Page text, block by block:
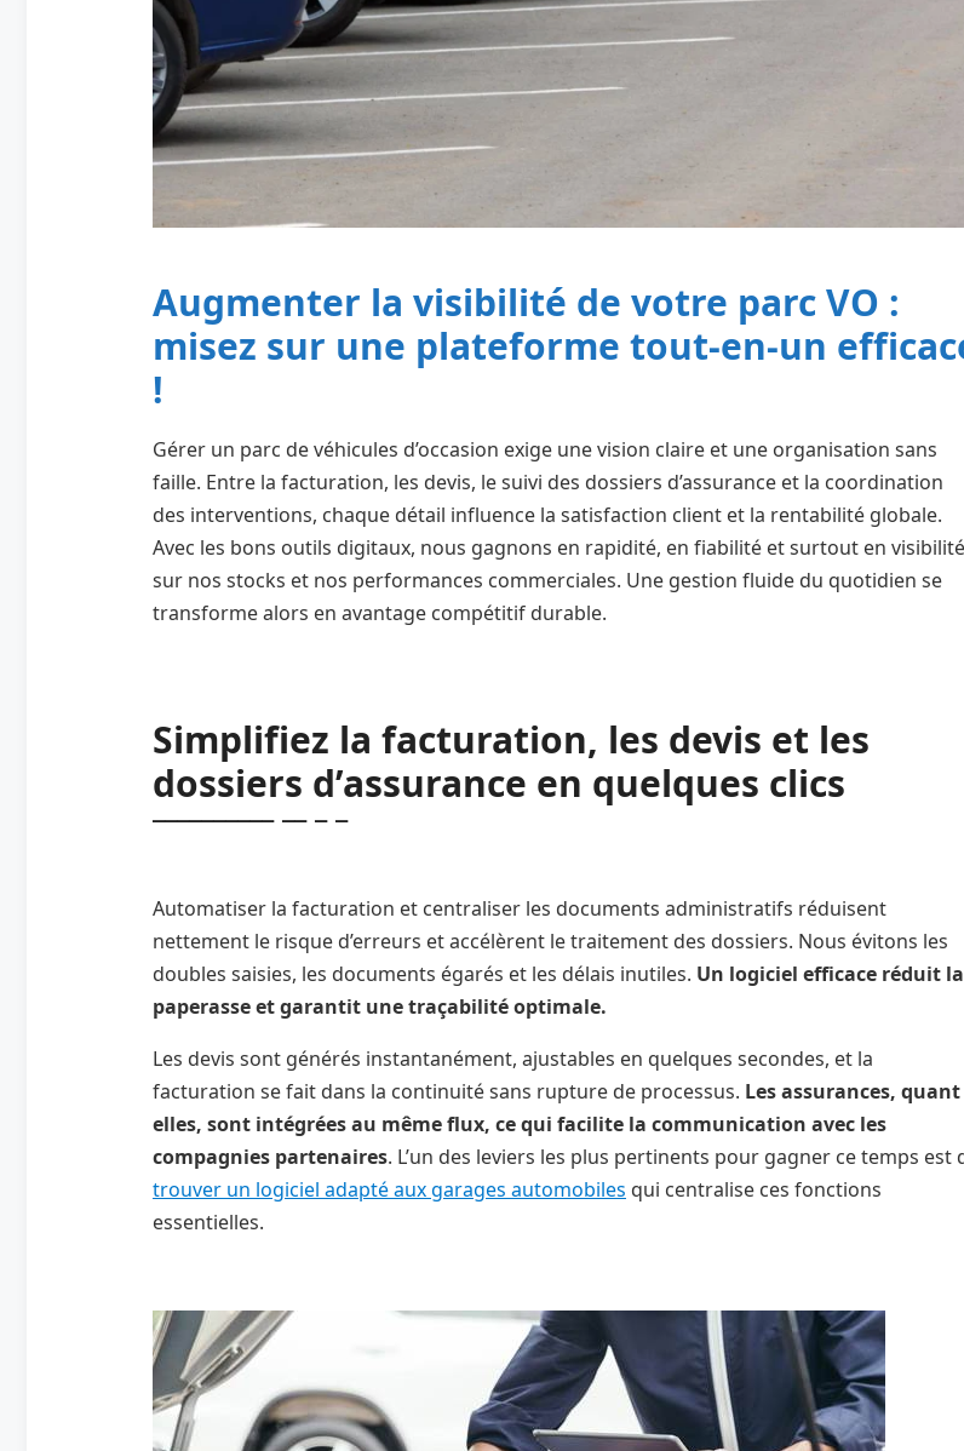
Augmenter la visibilité de votre parc VO :
misez sur une plateforme tout‑en‑un
!
Gérer un parc de véhicules d’occasion exige une vision claire et une organisation sans
faille. Entre la facturation, les devis, le suivi des dossiers d’assurance et la coordination
des interventions, chaque détail influence la satisfaction client et la rentabilité globale.
Avec les bons outils digitaux, nous gagnons en rapidité, en fiabilité et surtout en visibilité
sur nos stocks et nos performances commerciales. Une gestion fluide du quotidien se
transforme alors en avantage compétitif durable.
Simplifiez la facturation, les devis et les
dossiers d’assurance en quelques clics
Automatiser la facturation et centraliser les documents administratifs réduisent
nettement le risque d’erreurs et accélèrent le traitement des dossiers. Nous évitons les
doubles saisies, les documents égarés et les délais inutiles. Un logiciel efficace réduit la
paperasse et garantit une traçabilité optimale.
Les devis sont générés instantanément, ajustables en quelques secondes, et la
facturation se fait dans la continuité sans rupture de processus. Les assurances, quant
elles, sont intégrées au même flux, ce qui facilite la communication avec les
compagnies partenaires. L’un des leviers les plus pertinents pour gagner ce temps est
trouver un logiciel adapté aux garages automobiles qui centralise ces fonctions
essentielles.